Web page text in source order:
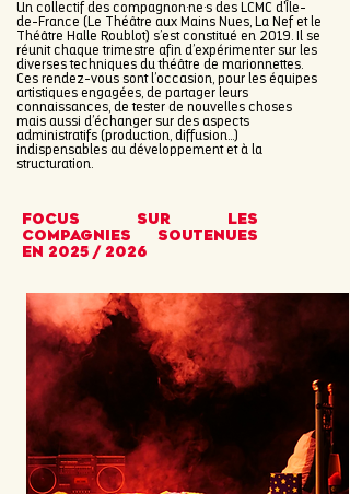
Un collectif des compagnon·ne·s des LCMC d'Île-
de-France (Le Théâtre aux Mains Nues, La Nef et le
Théâtre Halle Roublot) s’est constitué en 2019. Il se
réunit chaque trimestre afin d’expérimenter sur les
diverses techniques du théâtre de marionnettes.
Ces rendez-vous sont l’occasion, pour les équipes
artistiques engagées, de partager leurs
connaissances, de tester de nouvelles choses
mais aussi d’échanger sur des aspects
administratifs (production, diffusion…)
indispensables au développement et à la
structuration.
FOCUS SUR LES
COMPAGNIES SOUTENUES
EN 2025 / 2026